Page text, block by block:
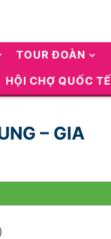
TOUR ĐOÀN
HỘI CHỢ QUỐC TẾ
– GIA